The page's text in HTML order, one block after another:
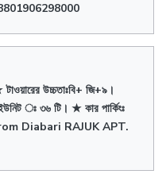
উচ্চতাঃবি+ জি+৯।
ঃ ৩৬ টি। ★ কার পার্কিংঃ
Diabari RAJUK APT.